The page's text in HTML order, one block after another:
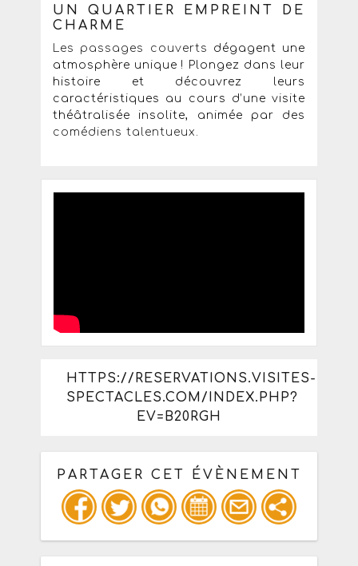
UN QUARTIER EMPREINT DE
CHARME
Les passages couverts dégagent une
atmosphère unique ! Plongez dans leur
histoire et découvrez leurs
caractéristiques au cours d’une visite
théâtralisée insolite, animée par des
comédiens talentueux.
HTTPS://RESERVATIONS.VISITES-
SPECTACLES.COM/INDEX.PHP?
EV=B20RGH
PARTAGER CET ÉVÈNEMENT
Copiez les infos ci-dessous pour un
: mail / forum / réseau social